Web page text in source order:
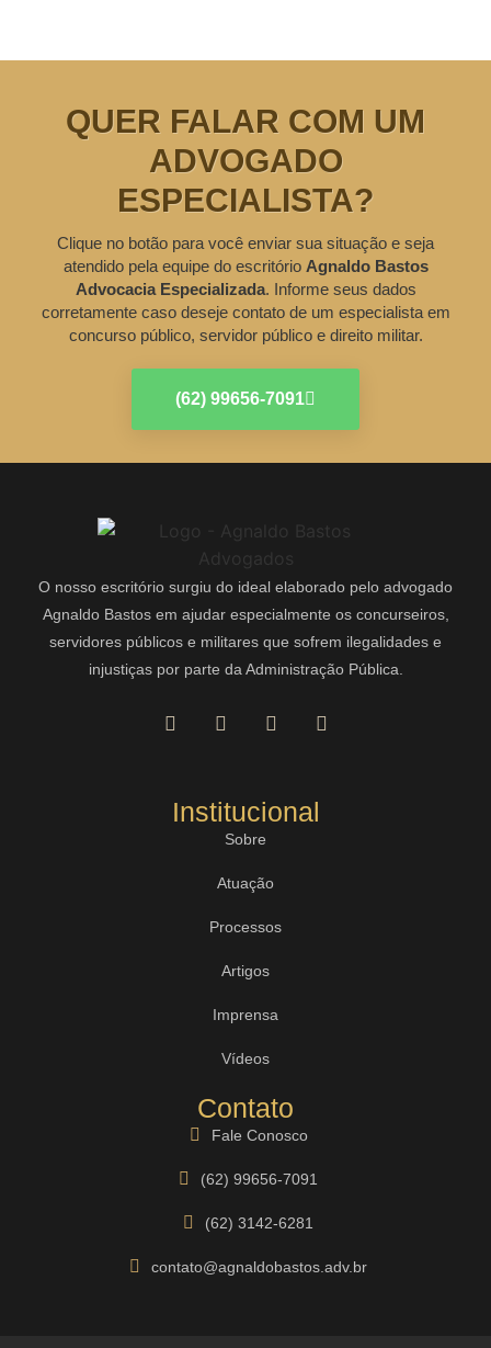
QUER FALAR COM UM
ADVOGADO
ESPECIALISTA?
Clique no botão para você enviar sua situação e seja
atendido pela equipe do escritório Agnaldo Bastos
Advocacia Especializada. Informe seus dados
corretamente caso deseje contato de um especialista em
concurso público, servidor público e direito militar.
(62) 99656-7091
O nosso escritório surgiu do ideal elaborado pelo advogado
Agnaldo Bastos em ajudar especialmente os concurseiros,
servidores públicos e militares que sofrem ilegalidades e
injustiças por parte da Administração Pública.
Institucional
Sobre
Atuação
Processos
Artigos
Imprensa
Vídeos
Contato
Fale Conosco
(62) 99656-7091
(62) 3142-6281
contato@agnaldobastos.adv.br